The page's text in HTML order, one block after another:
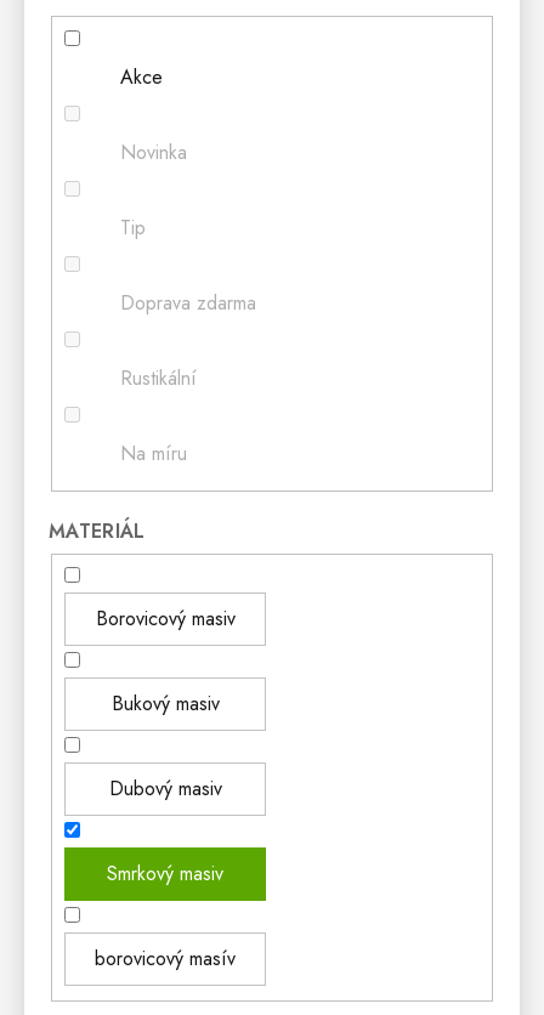
Akce
Novinka
Tip
Doprava zdarma
Rustikální
Na míru
MATERIÁL
Borovicový masiv
Bukový masiv
Dubový masiv
Smrkový masiv
borovicový masív